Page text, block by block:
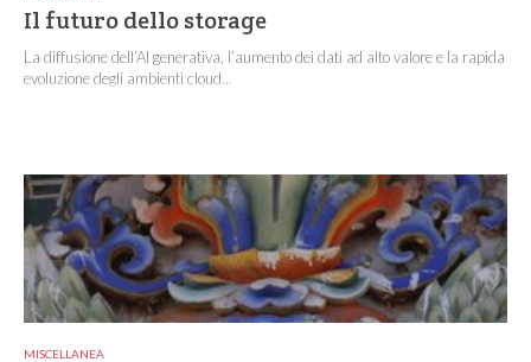
Il futuro dello storage
La diffusione dell’AI generativa, l’aumento dei dati ad alto valore e la rapida
evoluzione degli ambienti cloud...
MISCELLANEA